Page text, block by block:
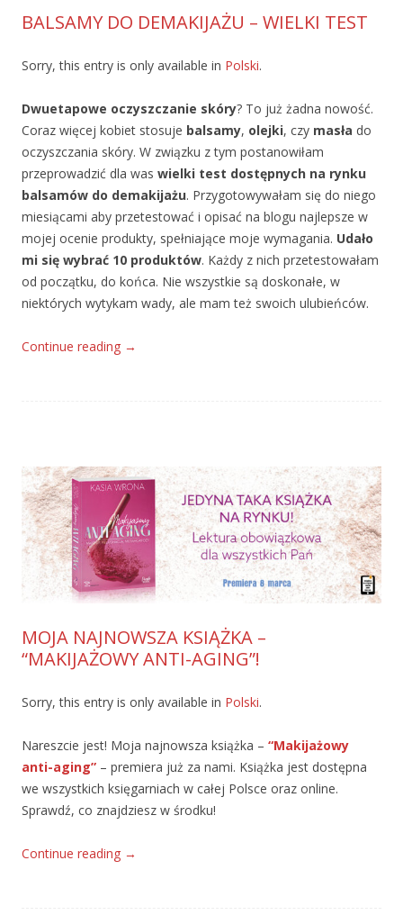
BALSAMY DO DEMAKIJAŻU – WIELKI TEST
Sorry, this entry is only available in Polski.
Dwuetapowe oczyszczanie skóry? To już żadna nowość.
Coraz więcej kobiet stosuje balsamy, olejki, czy masła do
oczyszczania skóry. W związku z tym postanowiłam
przeprowadzić dla was wielki test dostępnych na rynku
balsamów do demakijażu. Przygotowywałam się do niego
miesiącami aby przetestować i opisać na blogu najlepsze w
mojej ocenie produkty, spełniające moje wymagania. Udało
mi się wybrać 10 produktów. Każdy z nich przetestowałam
od początku, do końca. Nie wszystkie są doskonałe, w
niektórych wytykam wady, ale mam też swoich ulubieńców.
Continue reading →
MOJA NAJNOWSZA KSIĄŻKA –
“MAKIJAŻOWY ANTI-AGING”!
Sorry, this entry is only available in Polski.
Nareszcie jest! Moja najnowsza książka – “Makijażowy
anti-aging” – premiera już za nami. Książka jest dostępna
we wszystkich księgarniach w całej Polsce oraz online.
Sprawdź, co znajdziesz w środku!
Continue reading →